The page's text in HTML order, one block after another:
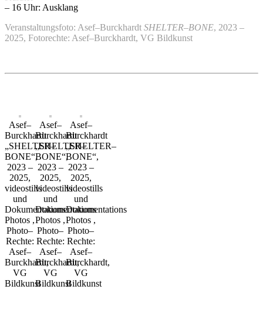
– 16 Uhr: Ausklang
Veranstaltungsfoto: Asef–Burckhardt SHELTER–BONE, 2023 –
2025, Fotorechte: Asef–Burckhardt, VG Bildkunst
Asef–
Burckhardt
„SHELTER–
BONE“,
2023 –
2025,
videostills
und
Dokumentations
Photos ,
Photo–
Rechte:
Asef–
Burckhardt,
VG
Bildkunst
Asef–
Burckhardt
„SHELTER–
BONE“,
2023 –
2025,
videostills
und
Dokumentations
Photos ,
Photo–
Rechte:
Asef–
Burckhardt,
VG
Bildkunst
Asef–
Burckhardt
„SHELTER–
BONE“,
2023 –
2025,
videostills
und
Dokumentations
Photos ,
Photo–
Rechte:
Asef–
Burckhardt,
VG
Bildkunst